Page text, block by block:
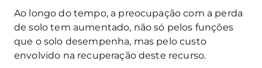
Ao longo do tempo, a preocupação com a perda
de solo tem aumentado, não só pelos funções
que o solo desempenha, mas pelo custo
envolvido na recuperação deste recurso.